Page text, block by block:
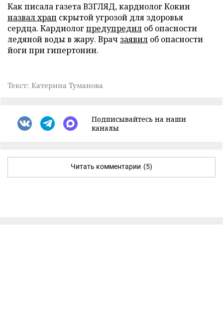
Как писала газета ВЗГЛЯД, кардиолог Кокин
назвал храп скрытой угрозой для здоровья
сердца. Кардиолог предупредил об опасности
ледяной воды в жару. Врач заявил об опасности
йоги при гипертонии.
Текст: Катерина Туманова
Подписывайтесь на наши
каналы
Читать комментарии (5)